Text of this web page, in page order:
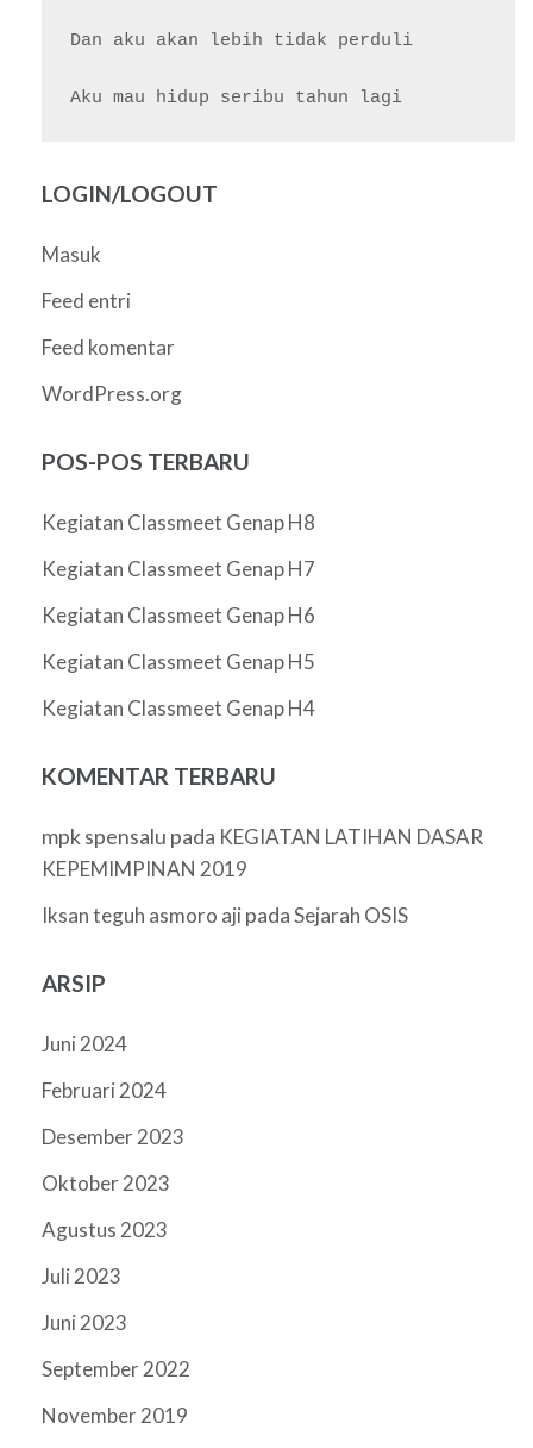
Dan aku akan lebih tidak perduli
LOGIN/LOGOUT
Masuk
Feed entri
Feed komentar
WordPress.org
POS-POS TERBARU
Kegiatan Classmeet Genap H8
Kegiatan Classmeet Genap H7
Kegiatan Classmeet Genap H6
Kegiatan Classmeet Genap H5
Kegiatan Classmeet Genap H4
KOMENTAR TERBARU
mpk spensalu pada KEGIATAN LATIHAN DASAR
KEPEMIMPINAN 2019
Iksan teguh asmoro aji padaSejarah OSIS
ARSIP
Juni 2024
Februari 2024
Desember 2023
Oktober 2023
Agustus 2023
Juli 2023
Juni 2023
September 2022
November 2019